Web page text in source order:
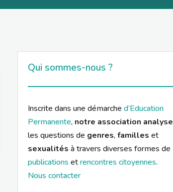
Qui sommes-nous ?
Inscrite dans une démarche d’Education
Permanente, notre association analyse
les questions de genres,familles et
sexualités à travers diverses formes de
publications etrencontres citoyennes.
Nous contacter